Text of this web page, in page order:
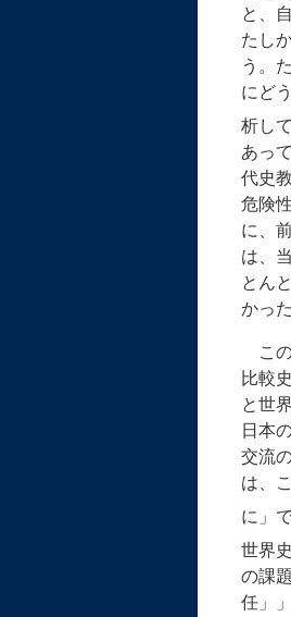
と、
たし
う。
にど
析し
あっ
代史
危険
に、
は、
とん
かった
こ
比較
と世
日本
交流
は、
に」
世界
の課
任」